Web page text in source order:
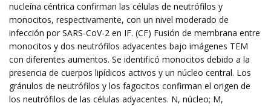
nucleína céntrica confirman las células de neutrófilos y
monocitos, respectivamente, con un nivel moderado de
infección por SARS-CoV-2 en IF. (CF) Fusión de membrana entre
monocitos y dos neutrófilos adyacentes bajo imágenes TEM
con diferentes aumentos. Se identificó monocitos debido a la
presencia de cuerpos lipídicos activos y un núcleo central. Los
gránulos de neutrófilos y los fagocitos confirman el origen de
los neutrófilos de las células adyacentes. N, núcleo; M,